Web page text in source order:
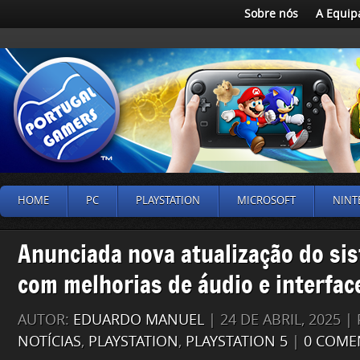
Sobre nós A
HOME PC PLAYSTATION MICROSOFT
Anunciada nova atualização do
com melhorias de áudio e
AUTOR: EDUARDO MANUEL | 24 DE ABRIL, 2025 |
NOTÍCIAS, PLAYSTATION, PLAYSTATION 5 0